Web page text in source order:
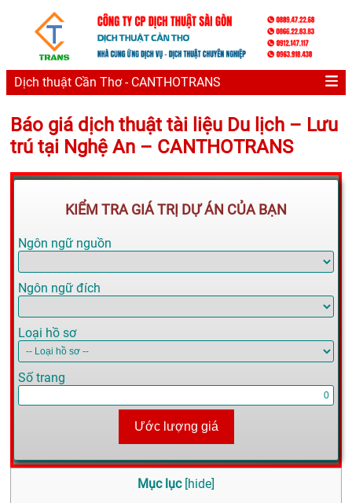
Dịch thuật Cần Thơ - CANTHOTRANS
Báo giá dịch thuật tài liệu Du lịch – Lưu
trú tại Nghệ An – CANTHOTRANS
KIỂM TRA GIÁ TRỊ DỰ ÁN CỦA BẠN
Ngôn ngữ nguồn
Ngôn ngữ đích
Loại hồ sơ
Số trang
Ước lượng giá
Mục lục [hide]